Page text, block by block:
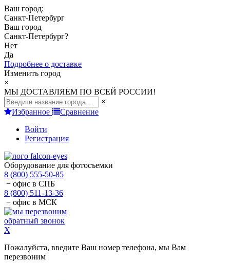
Ваш город:
Санкт-Петербург
Ваш город
Санкт-Петербург?
Нет
Да
Подробнее о доставке
Изменить город
×
МЫ ДОСТАВЛЯЕМ ПО ВСЕЙ РОССИИ!
×
Избранное
Сравнение
Войти
Регистрация
Оборудование для фотосъемки
8 (800) 555-50-85
− офис в СПБ
8 (800) 511-13-36
− офис в МСК
обратный звонок
X
Пожалуйста, введите Ваш номер телефона, мы Вам
перезвоним